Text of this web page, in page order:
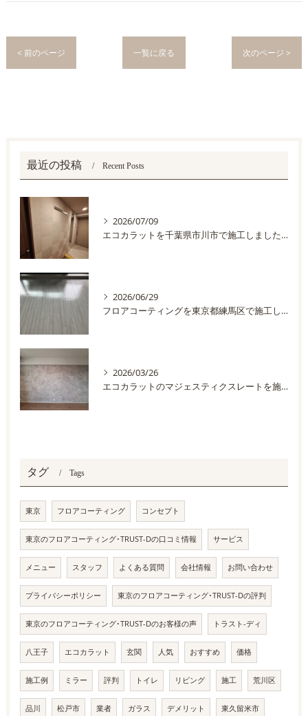
< 前のページ 一覧に戻る 次のページ >
最近の投稿 Recent Posts
2026/07/09
エコカラットを千葉県市川市で施工しました。
2026/06/29
フロアコーティングを東京都練馬区で施工しました
2026/03/26
エコカラットのマジェスティクスレートを施工しました
タグ Tags
東京 フロアコーティング コンセプト
東京のフロアコーティング･TRUST-Dの口コミ情報 サービス
メニュー スタッフ よくある質問 会社情報 お問い合わせ
プライバシーポリシー 東京のフロアコーティング･TRUST-Dの評判
東京のフロアコーティング･TRUST-Dのお客様の声 トラスト-ディ
八王子 エコカラット 玄関 人気 おすすめ 価格
施工例 ミラー 評判 トイレ リビング 施工 荒川区
品川 松戸市 業者 ガラス デメリット 東久留米市